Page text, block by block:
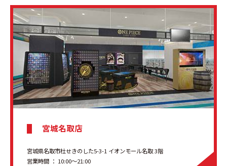
宮城名取店
宮城県名取市杜せきのした5-3-1 イオンモール名取 3階
営業時間 ： 10:00〜21:00